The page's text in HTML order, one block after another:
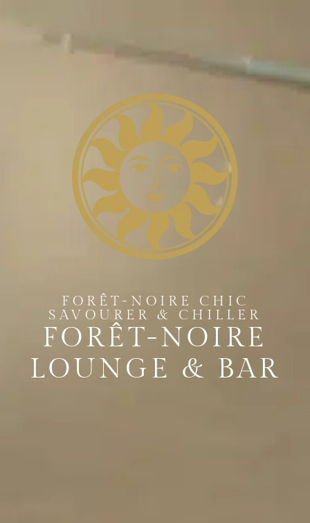
FORÊT-NOIRE CHIC
SAVOURER & CHILLER
FORÊT-NOIRE
LOUNGE & BAR